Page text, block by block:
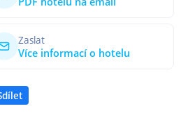
Zaslat
Více informací o hotelu